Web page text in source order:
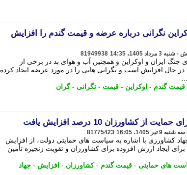
نگرانی درباره عرضه و قیمت گندم را افزایش
81949938
جنگ ایران و اوکراین و همچنین آب و هوای بد در برخی از
در حال افزایش است و نگرانی هایی را در مورد عرضه ایجاد کرده
قیمت گندم - اوکراین - قیمت - نگرانی -گران
کشاورزان 10 درصد افزایش یافت
81775423
کشاورزی با اشاره به سیاست های حمایتی دولت، از افزایش
ایجاد ارزش افزوده برای کشاورزان و تقویت زنجیره تأمین
های حمایتی - قیمت گندم -کشاورزان - افزایش - جهاد